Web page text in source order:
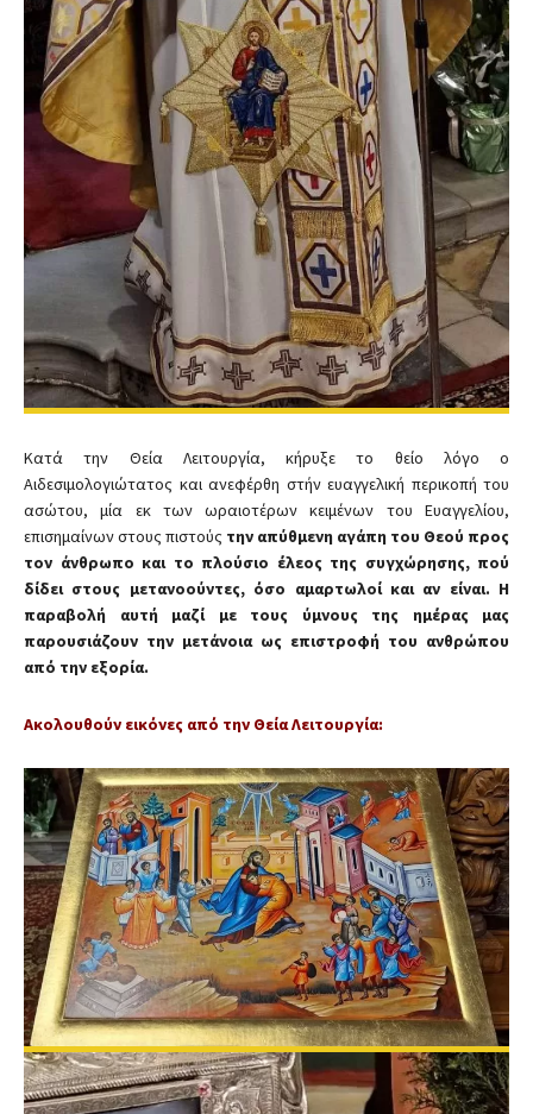
Κατά την Θεία Λειτουργία, κήρυξε το θείο λόγο ο
Αιδεσιμολογιώτατος και ανεφέρθη στήν ευαγγελική περικοπή του
ασώτου, μία εκ των ωραιοτέρων κειμένων του Ευαγγελίου,
επισημαίνων στους πιστούς την απύθμενη αγάπη του Θεού προς
τον άνθρωπο και το πλούσιο έλεος της συγχώρησης, πού
δίδει στους μετανοούντες, όσο αμαρτωλοί και αν είναι. Η
παραβολή αυτή μαζί με τους ύμνους της ημέρας μας
παρουσιάζουν την μετάνοια ως επιστροφή του ανθρώπου
από την εξορία.
Ακολουθούν εικόνες από την Θεία Λειτουργία: